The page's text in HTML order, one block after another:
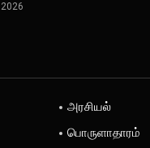
அரசியல்
பொருளாதாரம்